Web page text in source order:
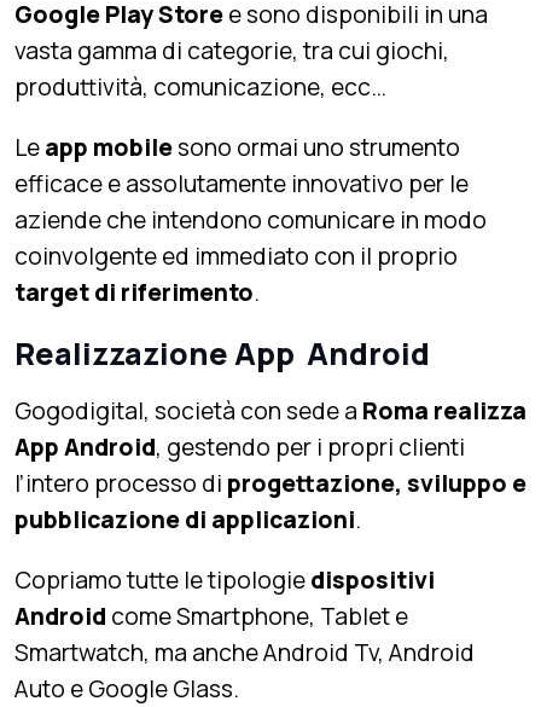
Google Play Storee sono disponibili in una
vasta gamma di categorie, tra cui giochi,
produttività, comunicazione, ecc…
Leapp mobilesono ormai uno strumento
efficace e assolutamente innovativo per le
aziende che intendono comunicare in modo
coinvolgente ed immediato con il proprio
target di riferimento.
Realizzazione App Android
Gogodigital, società con sede a Roma realizza
App Android, gestendo per i propri clienti
l’intero processo di progettazione, sviluppo e
pubblicazione di applicazioni.
Copriamo tutte le tipologiedispositivi
Android come Smartphone, Tablet e
Smartwatch, ma anche Android Tv, Android
Auto e Google Glass.